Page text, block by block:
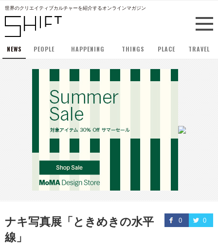
世界のクリエイティブカルチャーを紹介するオンラインマガジン
NEWS PEOPLE HAPPENING THINGS PLACE TRAVEL
0 0
ナキ写真展「ときめきの水平
線」